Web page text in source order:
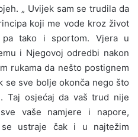
„ Uvijek sam se trudila da
koji me vode kroz život
tako i sportom. Vjera u
i Njegovoj odredbi nakon
rukama da nešto postignem
se sve bolje okonča nego što
Taj osjećaj da vaš trud nije
vaše namjere i napore,
ustraje čak i u najtežim